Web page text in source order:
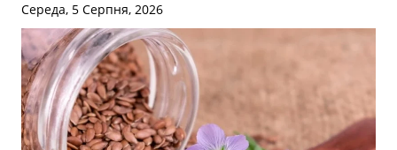
Середа, 5 Серпня, 2026